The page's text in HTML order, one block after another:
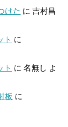
けた に 吉村昌
ト に
ト に 名無し よ
板 に